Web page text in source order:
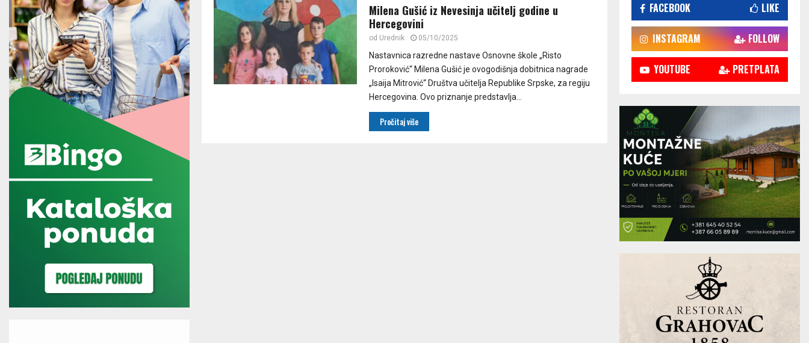
Milena Gušić iz Nevesinja učitelj godine u
Hercegovini
od Urednik 05/10/2025
Nastavnica razredne nastave Osnovne škole „Risto
Proroković“ Milena Gušić je ovogodišnja dobitnica nagrade
„Isaija Mitrović“ Društva učitelja Republike Srpske, za regiju
Hercegovina. Ovo priznanje predstavlja...
Pročitaj više
FACEBOOK LIKE
INSTAGRAM FOLLOW
YOUTUBE PRETPLATA